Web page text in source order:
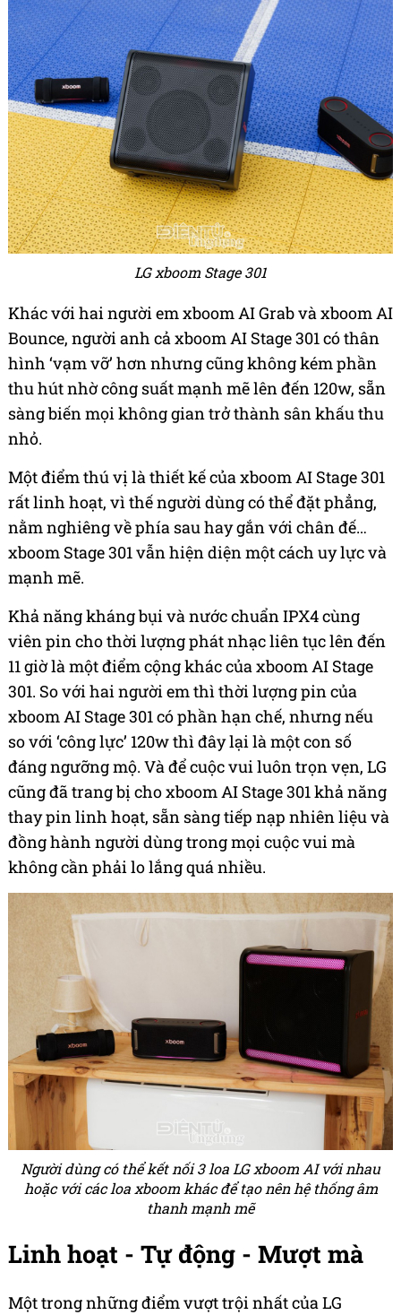
LG xboom Stage 301
Khác với hai người em xboom AI Grab và xboom AI
Bounce, người anh cả xboom AI Stage 301 có thân
hình ‘vạm vỡ’ hơn nhưng cũng không kém phần
thu hút nhờ công suất mạnh mẽ lên đến 120w, sẵn
sàng biến mọi không gian trở thành sân khấu thu
nhỏ.
Một điểm thú vị là thiết kế của xboom AI Stage 301
rất linh hoạt, vì thế người dùng có thể đặt phẳng,
nằm nghiêng về phía sau hay gắn với chân đế…
xboom Stage 301 vẫn hiện diện một cách uy lực và
mạnh mẽ.
Khả năng kháng bụi và nước chuẩn IPX4 cùng
viên pin cho thời lượng phát nhạc liên tục lên đến
11 giờ là một điểm cộng khác của xboom AI Stage
301. So với hai người em thì thời lượng pin của
xboom AI Stage 301 có phần hạn chế, nhưng nếu
so với ‘công lực’ 120w thì đây lại là một con số
đáng ngưỡng mộ. Và để cuộc vui luôn trọn vẹn, LG
cũng đã trang bị cho xboom AI Stage 301 khả năng
thay pin linh hoạt, sẵn sàng tiếp nạp nhiên liệu và
đồng hành người dùng trong mọi cuộc vui mà
không cần phải lo lắng quá nhiều.
Người dùng có thể kết nối 3 loa LG xboom AI với nhau
hoặc với các loa xboom khác để tạo nên hệ thống âm
thanh mạnh mẽ
Linh hoạt - Tự động - Mượt mà
Một trong những điểm vượt trội nhất của LG